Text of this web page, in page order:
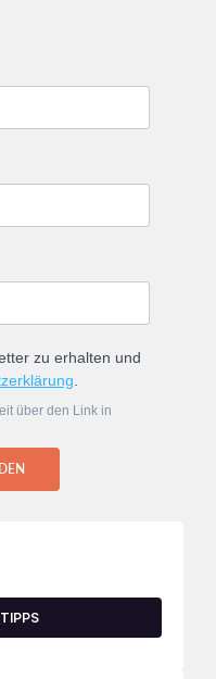
zu erhalten und
über den Link in